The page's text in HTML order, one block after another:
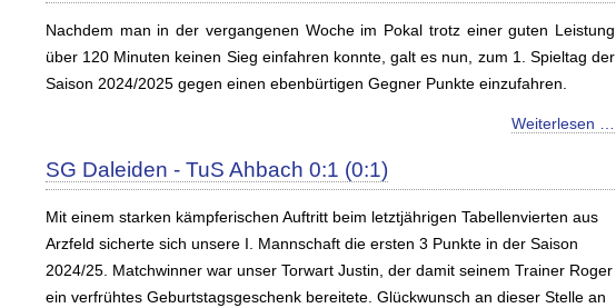
Nachdem man in der vergangenen Woche im Pokal trotz einer guten Leistung
über 120 Minuten keinen Sieg einfahren konnte, galt es nun, zum 1. Spieltag der
Saison 2024/2025 gegen einen ebenbürtigen Gegner Punkte einzufahren.
Weiterlesen …
SG Daleiden - TuS Ahbach 0:1 (0:1)
Mit einem starken kämpferischen Auftritt beim letztjährigen Tabellenvierten aus
Arzfeld sicherte sich unsere I. Mannschaft die ersten 3 Punkte in der Saison
2024/25. Matchwinner war unser Torwart Justin, der damit seinem Trainer Roger
ein verfrühtes Geburtstagsgeschenk bereitete. Glückwunsch an dieser Stelle an